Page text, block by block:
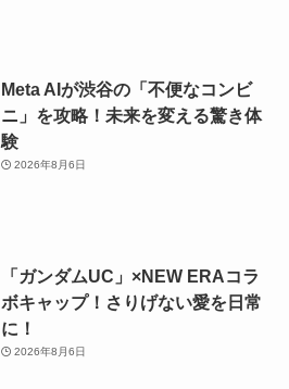
Meta AIが渋谷の「不便なコンビ
ニ」を攻略！未来を変える驚き体
験
2026年8月6日
「ガンダムUC」×NEW ERAコラ
ボキャップ！さりげない愛を日常
に！
2026年8月6日